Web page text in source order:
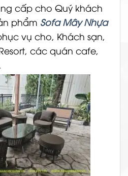
cấp cho Quý khách
phẩm Sofa Mây Nhựa
vụ cho, Khách sạn,
các quán cafe,